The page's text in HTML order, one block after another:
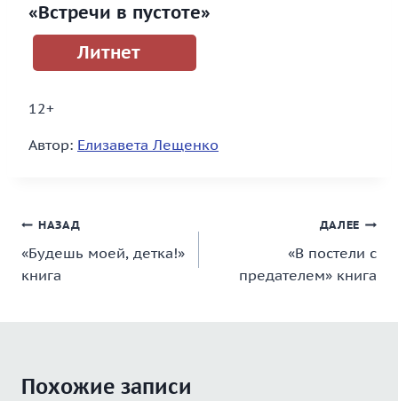
«Встречи в пустоте»
Литнет
12+
Автор: Елизавета Лещенко
Навигация
по
записям
НАЗАД
«Будешь моей, детка!»
книга
ДАЛЕЕ
«В постели с
предателем» книга
Похожие записи